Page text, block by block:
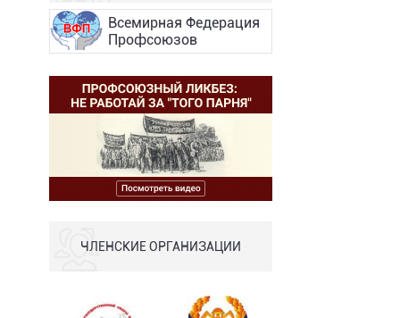
Всемирная Федерация
Профсоюзов
ЧЛЕНСКИЕ ОРГАНИЗАЦИИ